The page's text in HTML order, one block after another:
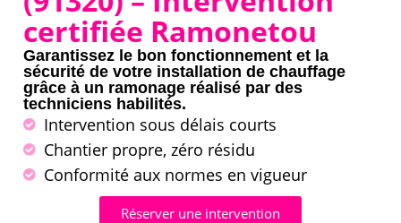
certifiée Ramonetou
Garantissez le bon fonctionnement et la
sécurité de votre installation de chauffage
grâce à un ramonage réalisé par des
techniciens habilités.
Intervention sous délais courts
Chantier propre, zéro résidu
Conformité aux normes en vigueur
Réserver une intervention